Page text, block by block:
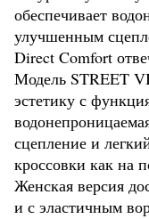
обеспечивает
улучшенным
Direct Comfort
Модель STREET
эстетику с
сцепление и
кроссовки как на
Женская версия
и с эластичным